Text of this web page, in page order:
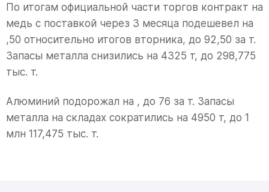
По итогам официальной части торгов контракт на
медь с поставкой через 3 месяца подешевел на
,50 относительно итогов вторника, до 92,50 за т.
Запасы металла снизились на 4325 т, до 298,775
тыс. т.
Алюминий подорожал на , до 76 за т. Запасы
металла на складах сократились на 4950 т, до 1
млн 117,475 тыс. т.